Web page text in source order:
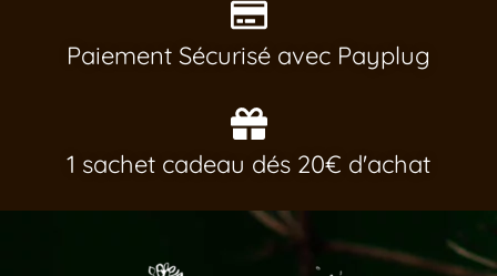
Paiement Sécurisé avec Payplug
1 sachet cadeau dés 20€ d'achat